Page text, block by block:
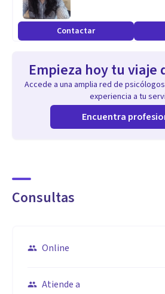
personas también. Me gusta leer
el significado de como llegaron ahí
las herramientas para ayudar,
fundación en usa.
Contactar
Empieza hoy tu viaje
Accede a una amplia red de
experiencia a tu
Encuentra
Consultas
Online
Atiende a